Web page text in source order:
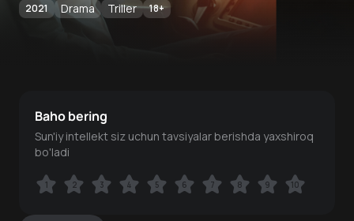
2021 Drama Triller 18+
Baho bering
Sun'iy intellekt siz uchun tavsiyalar berishda yaxshiroq
bo'ladi
1 2 3 4 5 6 7 8 9 10
1 2 3 4 5 6 7 8 9 10